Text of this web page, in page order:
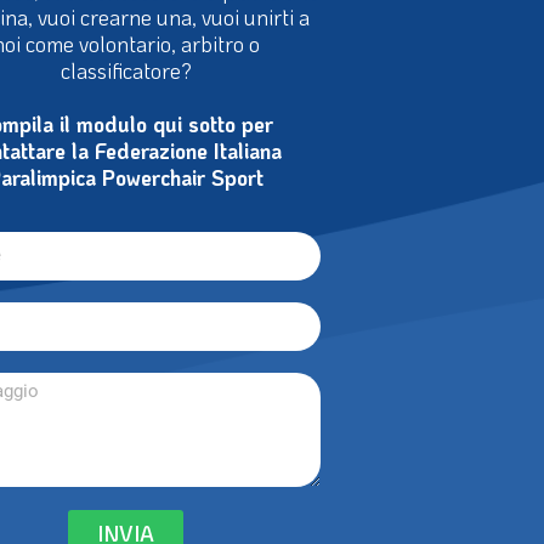
vuoi crearne una, vuoi unirti a
come volontario, arbitro o
classificatore?
il modulo qui sotto per
la Federazione Italiana
Powerchair Sport
INVIA